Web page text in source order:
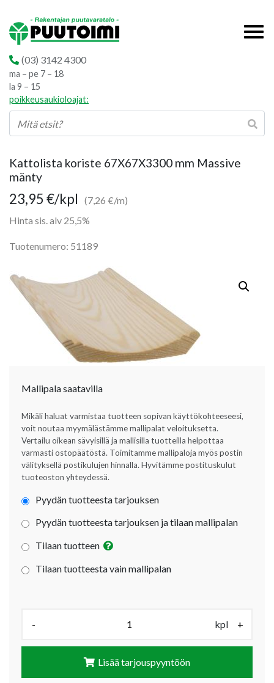
(03) 3142 4300
ma – pe 7 – 18
la 9 – 15
poikkeusaukioloajat:
Kattolista koriste 67X67X3300 mm Massive
mänty
23,95 €/kpl
(7,26 €/m)
Hinta sis. alv 25,5%
Tuotenumero: 51189
Mallipala saatavilla
Mikäli haluat varmistaa tuotteen sopivan käyttökohteeseesi,
voit noutaa myymälästämme mallipalat veloituksetta.
Vertailu oikean sävyisillä ja mallisilla tuotteilla helpottaa
varmasti ostopäätöstä. Toimitamme mallipaloja myös postin
välityksellä postikulujen hinnalla. Hyvitämme postituskulut
tuoteoston yhteydessä.
Pyydän tuotteesta tarjouksen
Pyydän tuotteesta tarjouksen ja tilaan mallipalan
Tilaan tuotteen
Tilaan tuotteesta vain mallipalan
- kpl +
Lisää tarjouspyyntöön